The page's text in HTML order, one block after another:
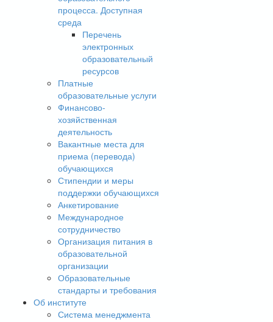
процесса. Доступная
среда
Перечень
электронных
образовательный
ресурсов
Платные
образовательные услуги
Финансово-
хозяйственная
деятельность
Вакантные места для
приема (перевода)
обучающихся
Стипендии и меры
поддержки обучающихся
Анкетирование
Международное
сотрудничество
Организация питания в
образовательной
организации
Образовательные
стандарты и требования
Об институте
Система менеджмента